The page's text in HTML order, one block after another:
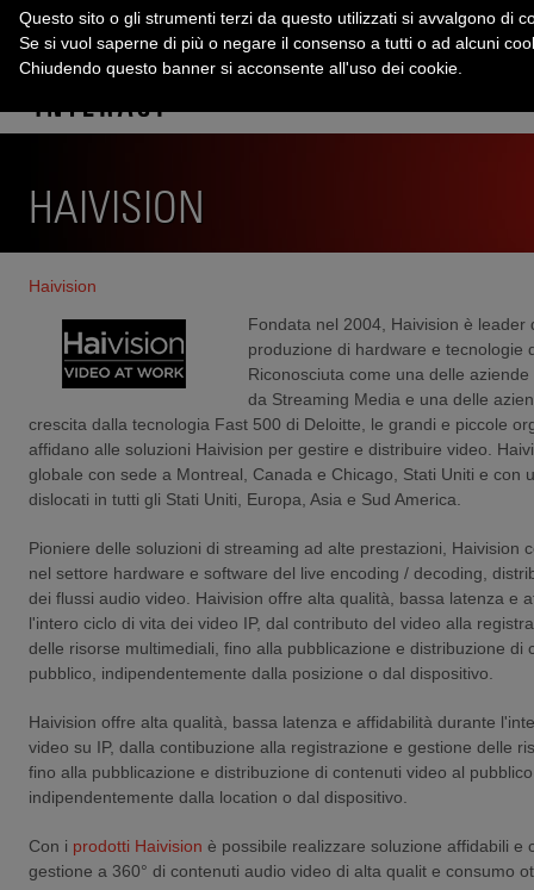
HAIVISION
Fondata nel 2004, Haivision è leader
produzione di hardware e tecnologie
Riconosciuta come una delle
da Streaming Media e una delle
crescita dalla tecnologia Fast 500 di Deloitte, le grandi e piccole
affidano alle soluzioni Haivision per gestire e distribuire video.
globale con sede a Montreal, Canada e Chicago, Stati Uniti e con
dislocati in tutti gli Stati Uniti, Europa, Asia e Sud America.
Pioniere delle soluzioni di streaming ad alte prestazioni, Haivision
nel settore hardware e software del live encoding / decoding,
dei flussi audio video. Haivision offre alta qualità, bassa latenza e
l'intero ciclo di vita dei video IP, dal contributo del video alla
delle risorse multimediali, fino alla pubblicazione e distribuzione di
pubblico, indipendentemente dalla posizione o dal dispositivo.
Haivision offre alta qualità, bassa latenza e affidabilità durante
video su IP, dalla contibuzione alla registrazione e gestione delle
fino alla pubblicazione e distribuzione di contenuti video al
indipendentemente dalla location o dal dispositivo.
Con i prodotti Haivision è possibile realizzare soluzione affidabili e
gestione a 360° di contenuti audio video di alta qualit e consumo
Haivision
Questo sito o gli strumenti terzi da questo utilizzati si avvalgono di
Se si vuol saperne di più o negare il consenso a tutti o ad alcuni
Chiudendo questo banner si acconsente all'uso dei cookie.